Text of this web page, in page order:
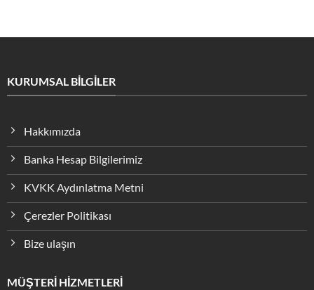
KURUMSAL BİLGİLER
Hakkımızda
Banka Hesap Bilgilerimiz
KVKK Aydınlatma Metni
Çerezler Politikası
Bize ulaşın
MÜŞTERİ HİZMETLERİ